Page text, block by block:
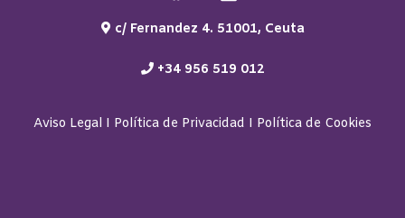
c/ Fernandez 4. 51001, Ceuta
+34 956 519 012
Aviso Legal I Política de Privacidad I Política de Cookies